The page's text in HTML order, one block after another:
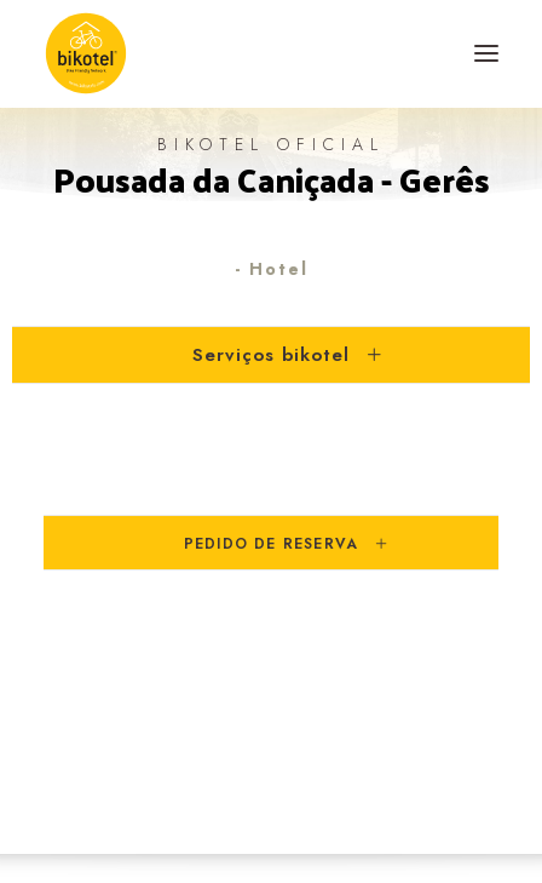
SOBRE NÓS
BIKOTEL OFICIAL
Pousada da Caniçada - Gerês
- Hotel
Serviços bikotel
PEDIDO DE RESERVA